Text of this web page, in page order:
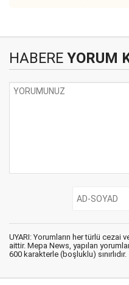
HABERE YORUM
UYARI: Yorumların her türlü
aittir. Mepa News, yapılan
600 karakterle (boşluklu) sınırlıdır.